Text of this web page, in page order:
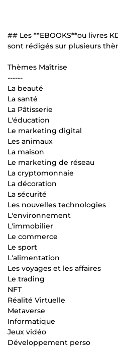
## Les **EBOOKS**ou livres
sont rédigés sur plusieurs
Thèmes Maîtrise
------
La beauté
La santé
La Pâtisserie
L'éducation
Le marketing digital
Les animaux
La maison
Le marketing de réseau
La cryptomonnaie
La décoration
La sécurité
Les nouvelles technologies
L'environnement
L'immobilier
Le commerce
Le sport
L'alimentation
Les voyages et les affaires
Le trading
NFT
Réalité Virtuelle
Metaverse
Informatique
Jeux vidéo
Développement perso